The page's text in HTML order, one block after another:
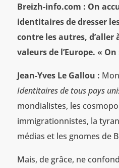
Breizh-info.com : On
identitaires de dresser
contre les autres, d’aller
valeurs de l’Europe. «
Jean-Yves Le Gallou :
Identitaires de tous pays
mondialistes, les
immigrationnistes, la
médias et les gnomes de
Mais, de grâce, ne